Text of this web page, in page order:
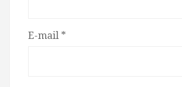
E-mail *